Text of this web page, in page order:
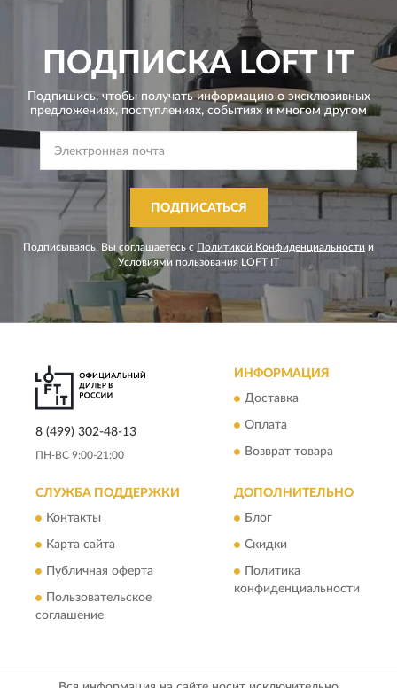
ПОДПИСКАLOFT IT
Подпишись, чтобы получать информацию о эксклюзивных
предложениях, поступлениях, событиях и многом другом
ПОДПИСАТЬСЯ
Подписываясь, Вы соглашаетесь с Политикой Конфиденциальности и
Условиями пользования LOFT IT
8 (499) 302-48-13
ПН-ВС 9:00-21:00
ИНФОРМАЦИЯ
Доставка
Оплата
Возврат товара
СЛУЖБА ПОДДЕРЖКИ
Контакты
Карта сайта
Публичная оферта
Пользовательское
соглашение
ДОПОЛНИТЕЛЬНО
Блог
Скидки
Политика
конфиденциальности